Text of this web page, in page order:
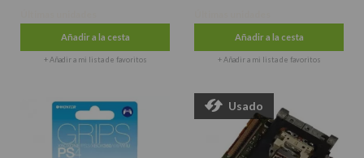
Añadir a la cesta
+ Añadir a mi lista de favoritos
Añadir a la cesta
+ Añadir a mi lista de favoritos
Usado